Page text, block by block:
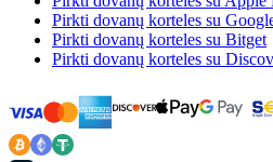
Pirkti dovanų korteles su
Pirkti dovanų korteles su Bitget
Pirkti dovanų korteles su